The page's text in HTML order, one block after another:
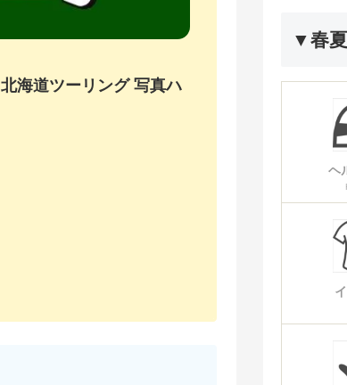
北海道ツーリング 写真ハ
▼春
ヘ